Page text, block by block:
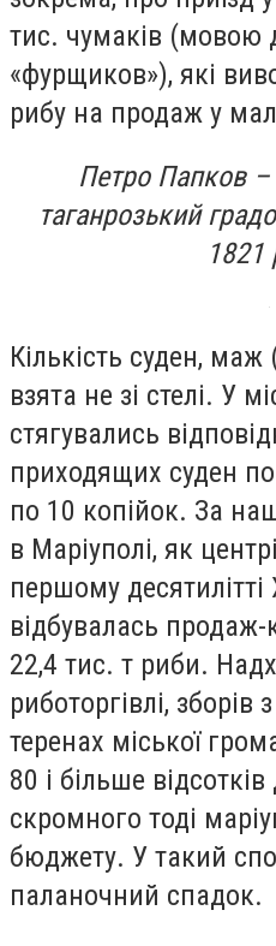
тис. чумаків (мовою
«фурщиков»), які
рибу на продаж у
Петро Папков –
таганрозький
1821
Кількість суден,
взята не зі стелі. У
стягувались
приходящих суден
по 10 копійок. За
в Маріуполі, як
першому
відбувалась продаж-
22,4 тис. т риби.
риботоргівлі, зборів
теренах міської
80 і більше
скромного тоді
бюджету. У такий
паланочний спадок.